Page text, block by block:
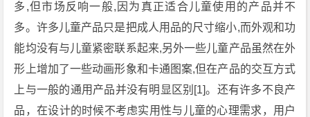
多,但市场反响一般,因为真正适合儿童使用的产品并不
多。许多儿童产品只是把成人用品的尺寸缩小,而外观和功
能均没有与儿童紧密联系起来,另外一些儿童产品虽然在外
形上增加了一些动画形象和卡通图案,但在产品的交互方式
上与一般的通用产品并没有明显区别[1]。还有许多不良产
品，在设计的时候不考虑实用性与儿童的心理需求，用户